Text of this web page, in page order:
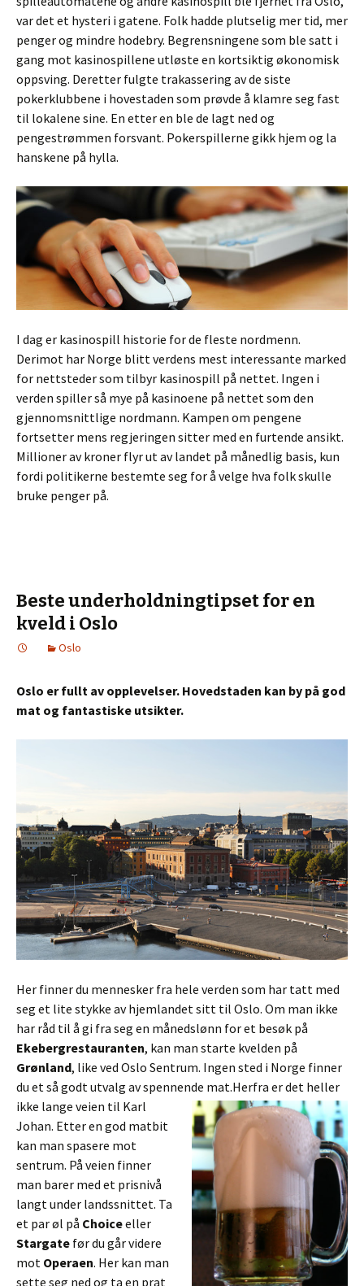
var det et hysteri i gatene. Folk hadde plutselig mer tid, mer
penger og mindre hodebry. Begrensningene som ble satt i
gang mot kasinospillene utløste en kortsiktig økonomisk
oppsving. Deretter fulgte trakassering av de siste
pokerklubbene i hovestaden som prøvde å klamre seg fast
til lokalene sine. En etter en ble de lagt ned og
pengestrømmen forsvant. Pokerspillerne gikk hjem og la
hanskene på hylla.
I dag er kasinospill historie for de fleste nordmenn.
Derimot har Norge blitt verdens mest interessante marked
for nettsteder som tilbyr kasinospill på nettet. Ingen i
verden spiller så mye på kasinoene på nettet som den
gjennomsnittlige nordmann. Kampen om pengene
fortsetter mens regjeringen sitter med en furtende ansikt.
Millioner av kroner flyr ut av landet på månedlig basis, kun
fordi politikerne bestemte seg for å velge hva folk skulle
bruke penger på.
Beste underholdningtipset for en
kveld i Oslo
Oslo
Oslo er fullt av opplevelser. Hovedstaden kan by på god
mat og fantastiske utsikter.
Her finner du mennesker fra hele verden som har tatt med
seg et lite stykke av hjemlandet sitt til Oslo. Om man ikke
har råd til å gi fra seg en månedslønn for et besøk på
Ekebergrestauranten, kan man starte kvelden på
Grønland, like ved Oslo Sentrum. Ingen sted i Norge finner
du et så godt utvalg av spennende mat.Herfra er det heller
ikke lange veien til Karl
Johan. Etter en god matbit
kan man spasere mot
sentrum. På veien finner
man barer med et prisnivå
langt under landssnittet. Ta
et par øl på Choiceeller
Stargate før du går videre
mot Operaen. Her kan man
sette seg ned og ta en prat